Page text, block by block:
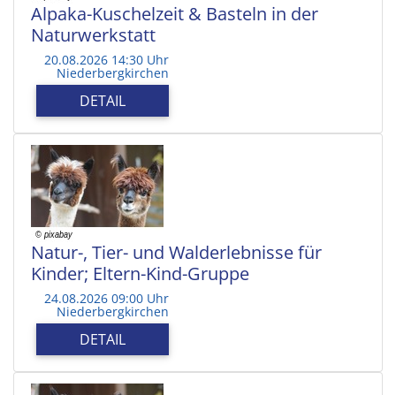
Alpaka-Kuschelzeit & Basteln in der
Naturwerkstatt
20.08.2026 14:30 Uhr
Niederbergkirchen
DETAIL
Natur-, Tier- und Walderlebnisse für
Kinder; Eltern-Kind-Gruppe
24.08.2026 09:00 Uhr
Niederbergkirchen
DETAIL